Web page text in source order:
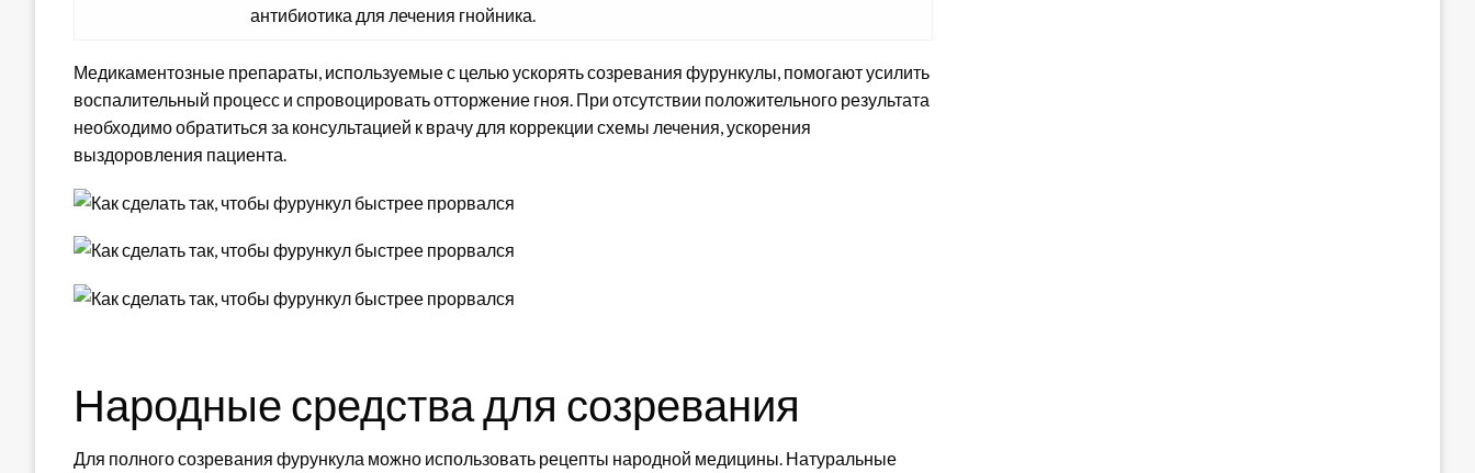
антибиотика для лечения гнойника.
Медикаментозные препараты, используемые с целью ускорять созревания фурункулы, помогают усилить
воспалительный процесс и спровоцировать отторжение гноя. При отсутствии положительного результата
необходимо обратиться за консультацией к врачу для коррекции схемы лечения, ускорения
выздоровления пациента.
Народные средства для созревания
Для полного созревания фурункула можно использовать рецепты народной медицины. Натуральные